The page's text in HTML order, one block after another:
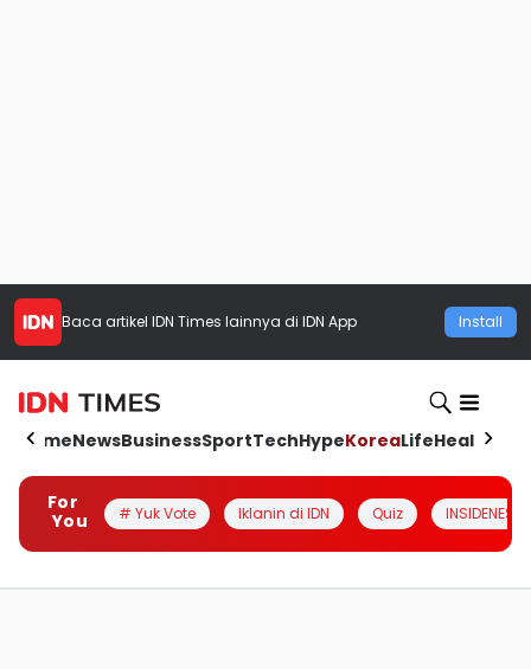
Baca artikel IDN Times lainnya di IDN App Install
HomeNewsBusinessSportTechHypeKoreaLifeHealth
For
You
# Yuk Vote Iklanin di IDN Quiz INSIDENESIA